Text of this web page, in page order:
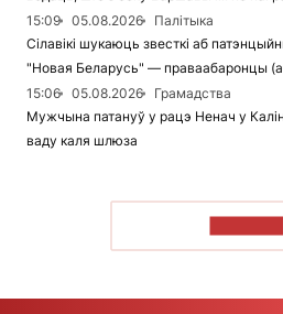
15:09
05.08.2026
Палітыка
Сілавікі шукаюць звесткі аб
"Новая Беларусь" — праваабаронцы
15:06
05.08.2026
Грамадства
Мужчына патануў у рацэ Ненач у
ваду каля шлюза